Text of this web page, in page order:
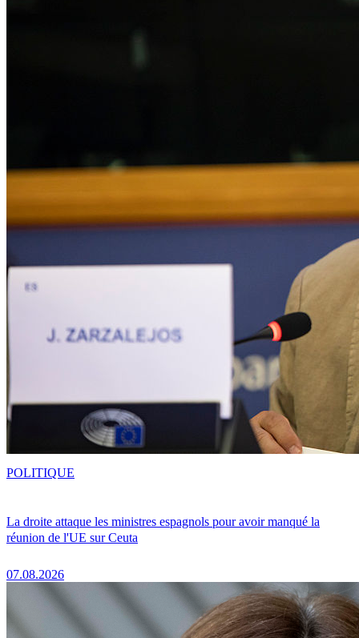
La droite attaque les ministres espagnols pour avoir manqué la
réunion de l'UE sur Ceuta
07.08.2026
POLITIQUE